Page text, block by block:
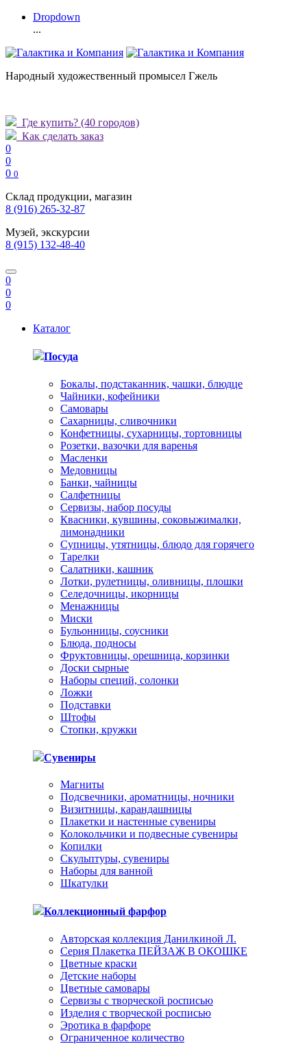
Dropdown
...
Народный художественный промысел Гжель
Где купить? (40 городов)
Как сделать заказ
0
0
0 0
Склад продукции, магазин
8 (916) 265-32-87
Музей, экскурсии
8 (915) 132-48-40
0
0
0
Каталог
Посуда
Бокалы, подстаканник, чашки, блюдце
Чайники, кофейники
Самовары
Сахарницы, сливочники
Конфетницы, сухарницы, тортовницы
Розетки, вазочки для варенья
Масленки
Медовницы
Банки, чайницы
Салфетницы
Сервизы, набор посуды
Квасники, кувшины, соковыжималки,
лимонадники
Супницы, утятницы, блюдо для горячего
Тарелки
Салатники, кашник
Лотки, рулетницы, оливницы, плошки
Селедочницы, икорницы
Менажницы
Миски
Бульонницы, соусники
Блюда, подносы
Фруктовницы, орешница, корзинки
Доски сырные
Наборы специй, солонки
Ложки
Подставки
Штофы
Стопки, кружки
Сувениры
Магниты
Подсвечники, ароматницы, ночники
Визитницы, карандашницы
Плакетки и настенные сувениры
Колокольчики и подвесные сувениры
Копилки
Скульптуры, сувениры
Наборы для ванной
Шкатулки
Коллекционный фарфор
Авторская коллекция Данилкиной Л.
Серия Плакетка ПЕЙЗАЖ В ОКОШКЕ
Цветные краски
Детские наборы
Цветные самовары
Сервизы с творческой росписью
Изделия с творческой росписью
Эротика в фарфоре
Ограниченное количество